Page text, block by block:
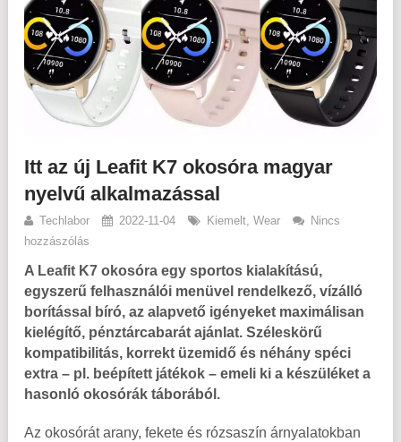
Itt az új Leafit K7 okosóra magyar
nyelvű alkalmazással
Techlabor 2022-11-04 Kiemelt, Wear
Nincs
hozzászólás
A Leafit K7 okosóra egy sportos kialakítású,
egyszerű felhasználói menüvel rendelkező, vízálló
borítással bíró, az alapvető igényeket maximálisan
kielégítő, pénztárcabarát ajánlat. Széleskörű
kompatibilitás, korrekt üzemidő és néhány spéci
extra – pl. beépített játékok – emeli ki a készüléket a
hasonló okosórák táborából.
Az okosórát arany, fekete és rózsaszín árnyalatokban